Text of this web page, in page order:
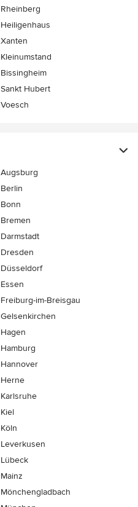
Rheinberg
Heiligenhaus
Xanten
Kleinumstand
Bissingheim
Sankt Hubert
Voesch
Augsburg
Berlin
Bonn
Bremen
Darmstadt
Dresden
Düsseldorf
Essen
Freiburg-im-Breisgau
Gelsenkirchen
Hagen
Hamburg
Hannover
Herne
Karlsruhe
Kiel
Köln
Leverkusen
Lübeck
Mainz
Mönchen­gladbach